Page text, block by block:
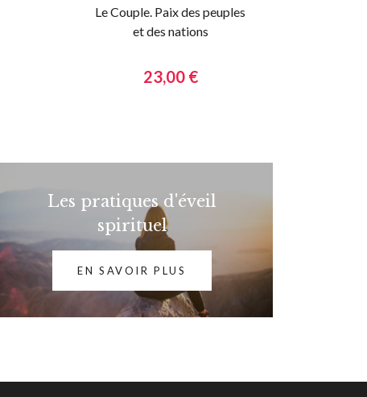
Le Couple. Paix des peuples
et des nations
23,00 €
Les pratiques d'éveil
spirituel
EN SAVOIR PLUS